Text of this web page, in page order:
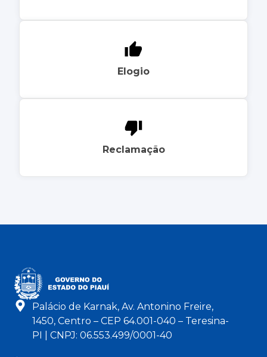
Elogio
Reclamação
Palácio de Karnak, Av. Antonino Freire,
1450, Centro – CEP 64.001-040 – Teresina-
PI | CNPJ: 06.553.499/0001-40